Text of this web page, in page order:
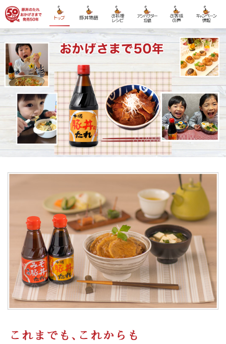
50周年top豚丼物語 レシピ アンバサダー投
お客様